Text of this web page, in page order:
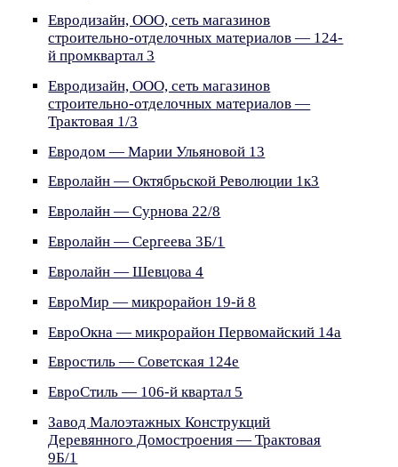
Евродизайн, ООО, сеть магазинов
строительно-отделочных материалов — 124-
й промквартал 3
Евродизайн, ООО, сеть магазинов
строительно-отделочных материалов —
Трактовая 1/3
Евродом — Марии Ульяновой 13
Евролайн — Октябрьской Революции 1к3
Евролайн — Сурнова 22/8
Евролайн — Сергеева 3Б/1
Евролайн — Шевцова 4
ЕвроМир — микрорайон 19-й 8
ЕвроОкна — микрорайон Первомайский 14а
Евростиль — Советская 124е
ЕвроСтиль — 106-й квартал 5
Завод Малоэтажных Конструкций
Деревянного Домостроения — Трактовая
9Б/1